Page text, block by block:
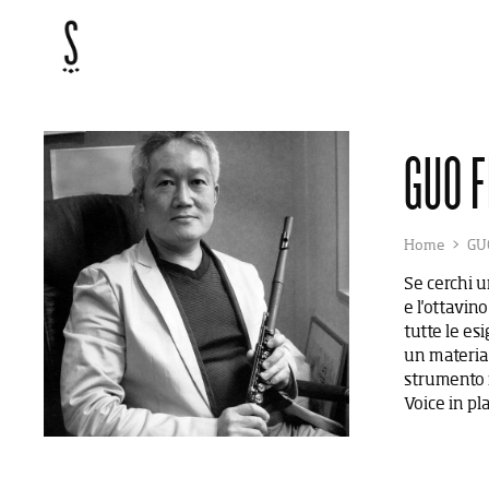
ACCEDI
SHOP
SERVIZI
MARCHI
EVENTI E NEWS
GUO
Home
Se cerchi
e
tutte le
un
strumento
Voice in
COSA STAI
CERCA